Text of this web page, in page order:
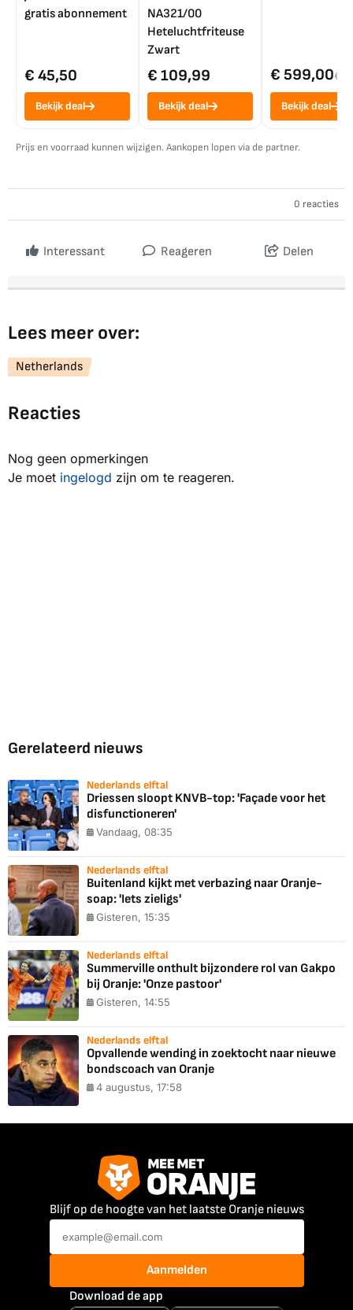
gratis abonnement
€ 45,50
Bekijk deal
NA321/00
Heteluchtfriteuse
Zwart
€ 109,99
Bekijk deal
€ 599,00€
Bekijk deal
Prijs en voorraad kunnen wijzigen. Aankopen lopen via de partner.
0 reacties
Interessant Reageren Delen
Lees meer over:
Netherlands
Reacties
Nog geen opmerkingen
Je moet ingelogd zijn om te reageren.
Gerelateerd nieuws
Nederlands elftal
Driessen sloopt KNVB-top: 'Façade voor het
disfunctioneren'
Vandaag, 08:35
Nederlands elftal
Buitenland kijkt met verbazing naar Oranje-
soap: 'Iets zieligs'
Gisteren, 15:35
Nederlands elftal
Summerville onthult bijzondere rol van Gakpo
bij Oranje: 'Onze pastoor'
Gisteren, 14:55
Nederlands elftal
Opvallende wending in zoektocht naar nieuwe
bondscoach van Oranje
4 augustus, 17:58
Blijf op de hoogte van het laatste Oranje nieuws
Aanmelden
Download de app